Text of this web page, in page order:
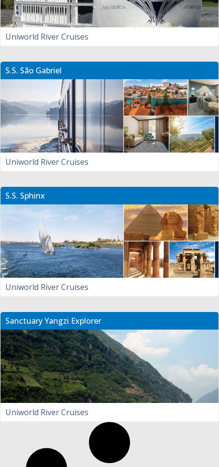
Uniworld River Cruises
S.S. São Gabriel
Uniworld River Cruises
S.S. Sphinx
Uniworld River Cruises
Sanctuary Yangzi Explorer
Uniworld River Cruises